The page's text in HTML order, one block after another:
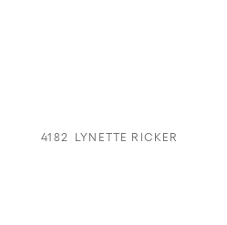
4182 LYNETTE RICKER